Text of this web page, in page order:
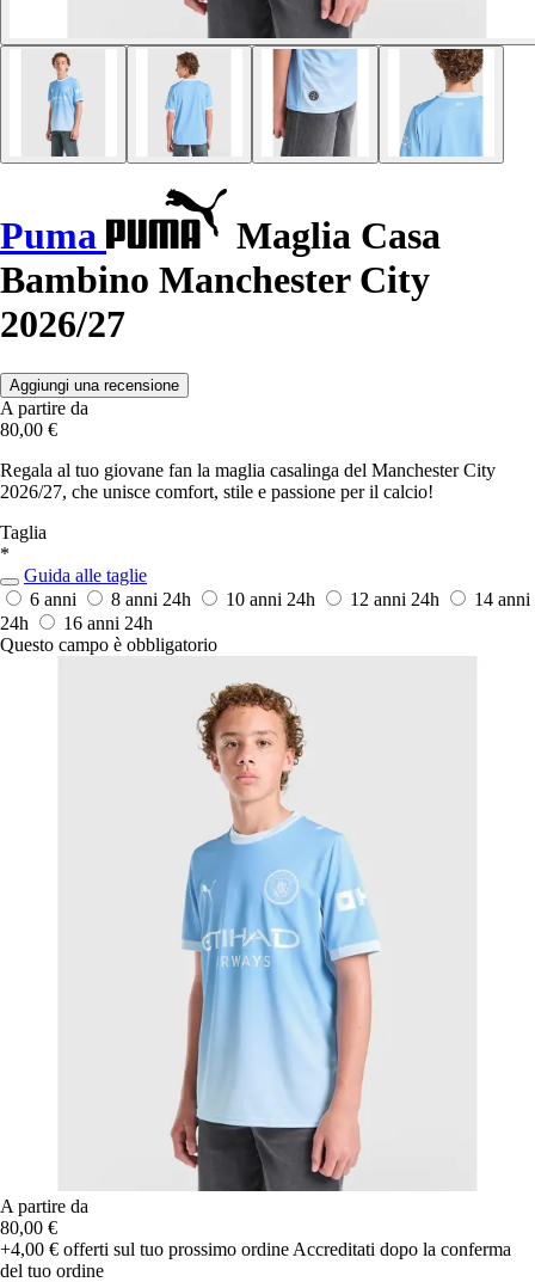
Puma
Maglia Casa
Bambino Manchester City
2026/27
Aggiungi una recensione
A partire da
80,00 €
Regala al tuo giovane fan la maglia casalinga del Manchester City
2026/27, che unisce comfort, stile e passione per il calcio!
Taglia
*
Guida alle taglie
6 anni
8 anni 24h 10 anni 24h 12 anni 24h
14 anni
24h
16 anni 24h
Questo campo è obbligatorio
A partire da
80,00 €
+4,00 € offerti sul tuo prossimo ordine Accreditati dopo la conferma
del tuo ordine